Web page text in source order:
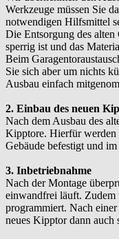
Werkzeuge müssen Sie
notwendigen Hilfsmittel
Die Entsorgung des
sperrig ist und das
Beim
Sie sich aber um nichts
Ausbau einfach
2. Einbau des neuen
Nach dem Ausbau des
Kipptore. Hierfür werden
Gebäude befestigt und
3. Inbetriebnahme
Nach der Montage
einwandfrei läuft. Zudem
programmiert. Nach
neues Kipptor dann auch